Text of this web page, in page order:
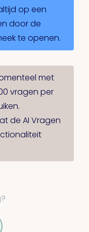
op een
door de
te openen.
met
vragen per
de AI Vragen